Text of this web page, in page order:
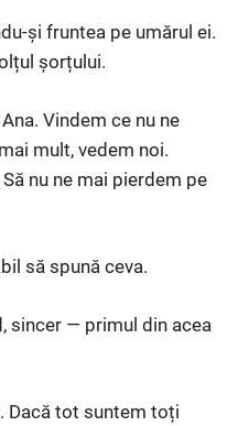
și fruntea pe umărul ei.
șorțului.
Vindem ce nu ne
mult, vedem noi.
nu ne mai pierdem pe
să spună ceva.
sincer — primul din acea
Dacă tot suntem toți